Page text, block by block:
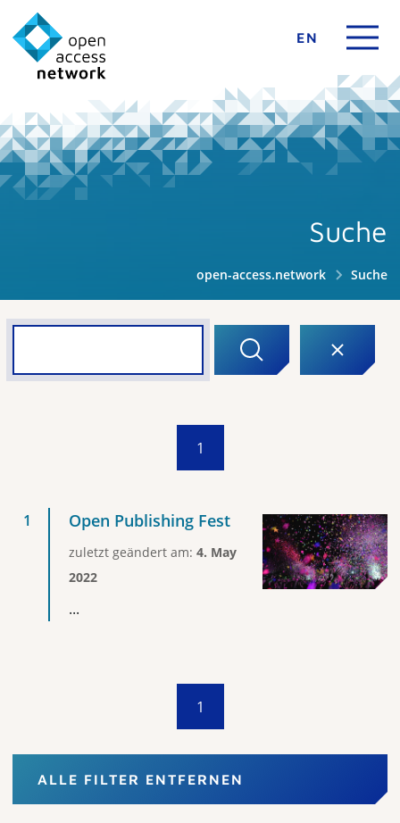
EN
Suche
open-access.network Suche
1
Open Publishing Fest
zuletzt geändert am: 4. May
2022
...
1
ALLE FILTER ENTFERNEN